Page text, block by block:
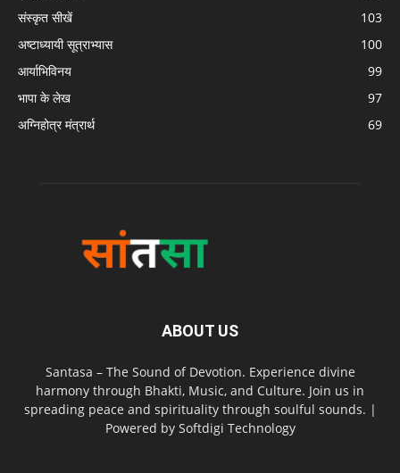
संस्कृत सीखें
103
अष्टाध्यायी सूत्राभ्यास
100
आर्याभिविनय
99
भापा के लेख
97
अग्निहोत्र मंत्रार्थ
69
ABOUT US
Santasa – The Sound of Devotion. Experience divine
harmony through Bhakti, Music, and Culture. Join us in
spreading peace and spirituality through soulful sounds. |
Powered by Softdigi Technology